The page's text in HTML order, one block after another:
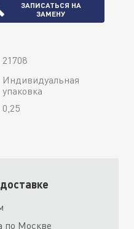
ЗАПИСАТЬСЯ НА
ЗАМЕНУ
21708
Индивидуальная
упаковка
0,25
по Москве